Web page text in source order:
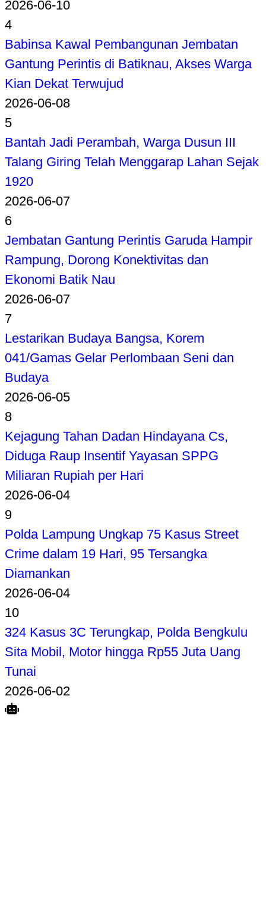
2026-06-10
4
Babinsa Kawal Pembangunan Jembatan
Gantung Perintis di Batiknau, Akses Warga
Kian Dekat Terwujud
2026-06-08
5
Bantah Jadi Perambah, Warga Dusun III
Talang Giring Telah Menggarap Lahan Sejak
1920
2026-06-07
6
Jembatan Gantung Perintis Garuda Hampir
Rampung, Dorong Konektivitas dan
Ekonomi Batik Nau
2026-06-07
7
Lestarikan Budaya Bangsa, Korem
041/Gamas Gelar Perlombaan Seni dan
Budaya
2026-06-05
8
Kejagung Tahan Dadan Hindayana Cs,
Diduga Raup Insentif Yayasan SPPG
Miliaran Rupiah per Hari
2026-06-04
9
Polda Lampung Ungkap 75 Kasus Street
Crime dalam 19 Hari, 95 Tersangka
Diamankan
2026-06-04
10
324 Kasus 3C Terungkap, Polda Bengkulu
Sita Mobil, Motor hingga Rp55 Juta Uang
Tunai
2026-06-02